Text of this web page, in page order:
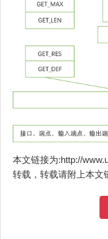
本文链接为:http://
转载，转载请附上本文